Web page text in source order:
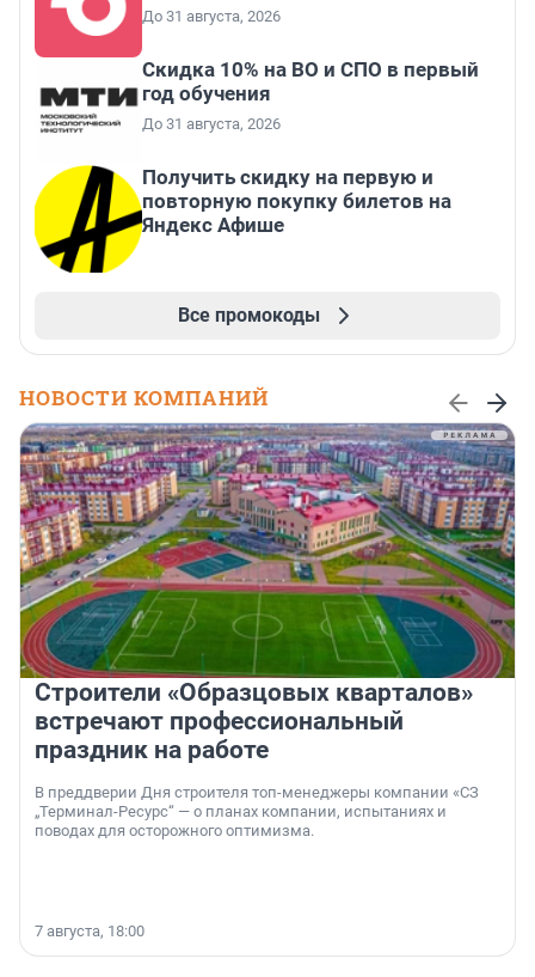
До 31 августа, 2026
Скидка 10% на ВО и СПО в первый
год обучения
До 31 августа, 2026
Получить скидку на первую и
повторную покупку билетов на
Яндекс Афише
Все промокоды
НОВОСТИ КОМПАНИЙ
Строители «Образцовых кварталов»
встречают профессиональный
праздник на работе
В преддверии Дня строителя топ-менеджеры компании «СЗ
„Терминал-Ресурс“ — о планах компании, испытаниях и
поводах для осторожного оптимизма.
7 августа, 18:00